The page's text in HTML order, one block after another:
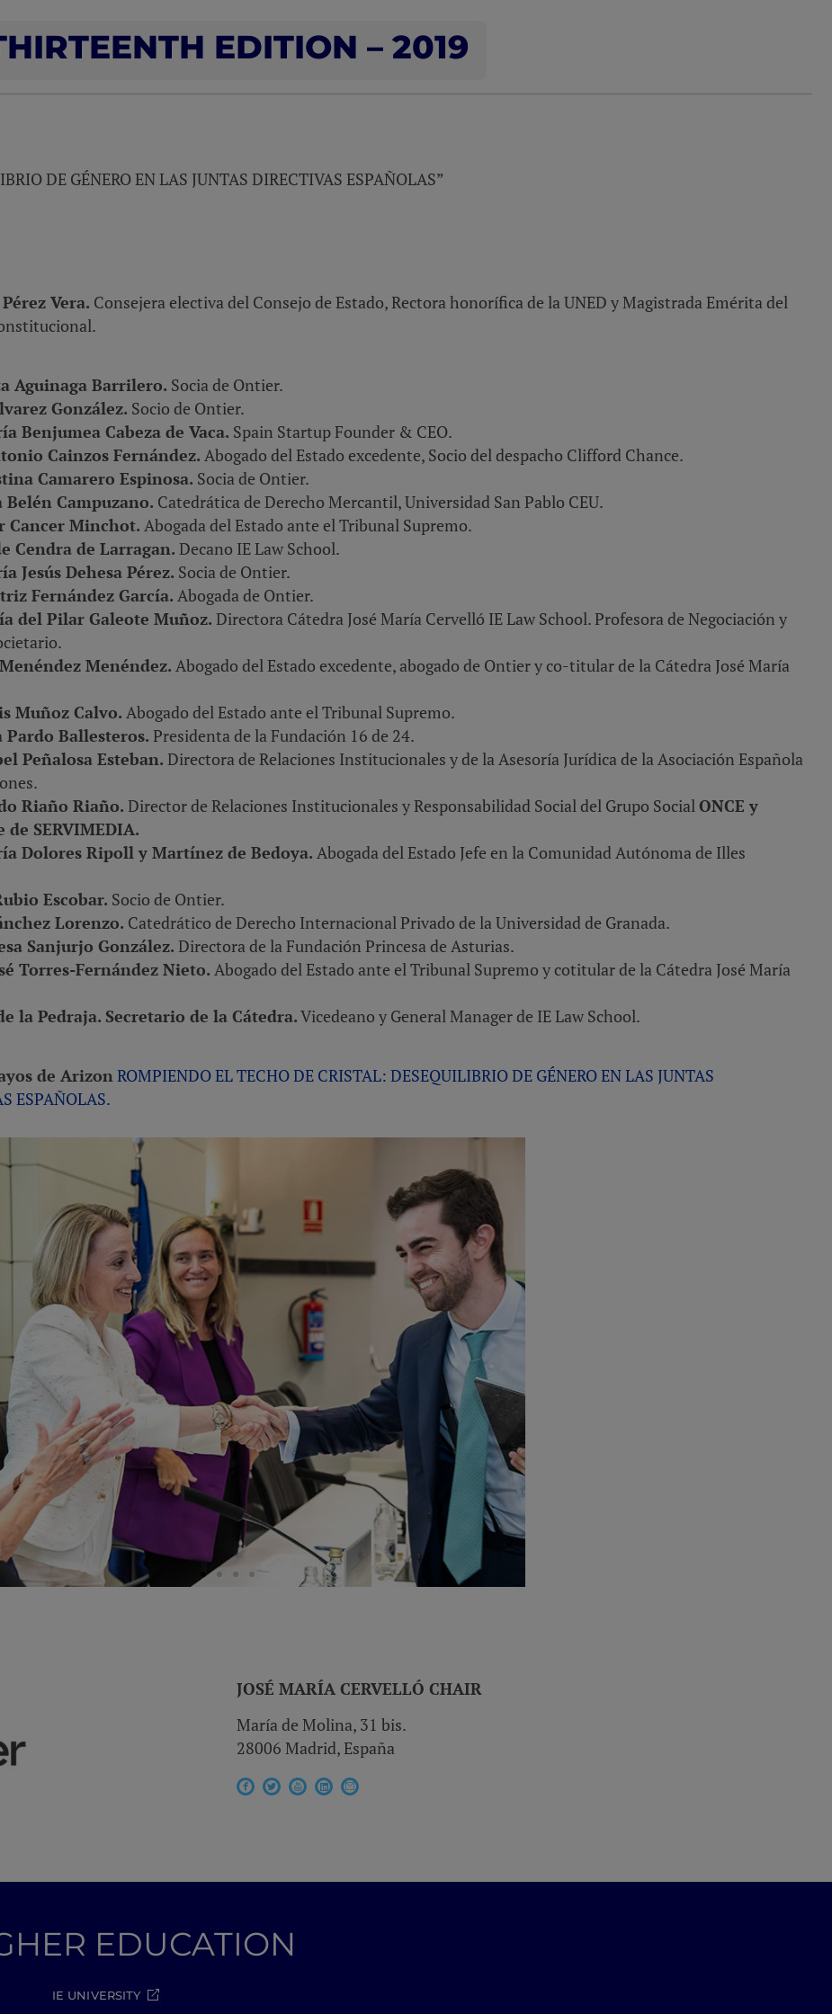
EDITION – 2019
DE GÉNERO EN LAS JUNTAS DIRECTIVAS ESPAÑOLAS”
Vera. Consejera electiva del Consejo de Estado, Rectora honorífica de la UNED y Magistrada Emérita del
Aguinaga Barrilero. Socia de Ontier.
González. Socio de Ontier.
Benjumea Cabeza de Vaca. Spain Startup Founder & CEO.
Cainzos Fernández. Abogado del Estado excedente, Socio del despacho Clifford Chance.
Camarero Espinosa. Socia de Ontier.
Belén Campuzano. Catedrática de Derecho Mercantil, Universidad San Pablo CEU.
Cancer Minchot. Abogada del Estado ante el Tribunal Supremo.
Cendra de Larragan. Decano IE Law School.
Jesús Dehesa Pérez. Socia de Ontier.
Fernández García. Abogada de Ontier.
del Pilar Galeote Muñoz. Directora Cátedra José María Cervelló IE Law School. Profesora de Negociación y
Menéndez. Abogado del Estado excedente, abogado de Ontier y co-titular de la Cátedra José María
Muñoz Calvo. Abogado del Estado ante el Tribunal Supremo.
Pardo Ballesteros. Presidenta de la Fundación 16 de 24.
Peñalosa Esteban. Directora de Relaciones Institucionales y de la Asesoría Jurídica de la Asociación Española
Riaño Riaño. Director de Relaciones Institucionales y Responsabilidad Social del Grupo Social ONCE y
de SERVIMEDIA.
Dolores Ripoll y Martínez de Bedoya. Abogada del Estado Jefe en la Comunidad Autónoma de Illes
Escobar. Socio de Ontier.
Lorenzo. Catedrático de Derecho Internacional Privado de la Universidad de Granada.
Sanjurjo González. Directora de la Fundación Princesa de Asturias.
Torres-Fernández Nieto. Abogado del Estado ante el Tribunal Supremo y cotitular de la Cátedra José María
la Pedraja. Secretario de la Cátedra.Vicedeano y General Manager de IE Law School.
de Arizon ROMPIENDO EL TECHO DE CRISTAL: DESEQUILIBRIO DE GÉNERO EN LAS JUNTAS
ESPAÑOLAS.
JOSÉ MARÍA CERVELLÓ CHAIR
María de Molina, 31 bis.
28006 Madrid, España
EDUCATION
IE UNIVERSITY